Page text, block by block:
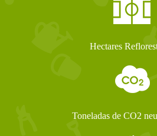
Hectares
Toneladas de CO2